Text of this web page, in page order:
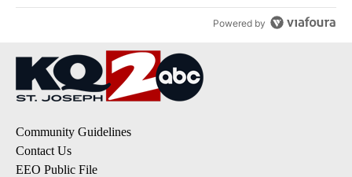
Powered by
Community Guidelines
Contact Us
EEO Public File